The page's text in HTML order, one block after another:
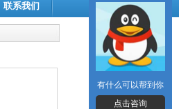
联系我们
有什么可以帮到你
点击咨询